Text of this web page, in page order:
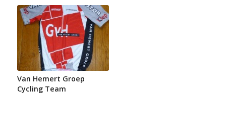
Van Hemert Groep
Cycling Team